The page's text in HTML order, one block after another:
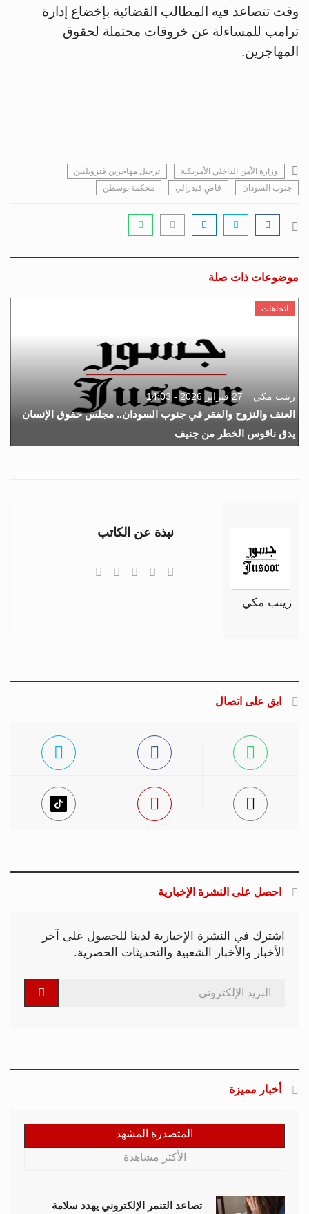
وقت تتصاعد فيه المطالب القضائية بإخضاع إدارة
ترامب للمساءلة عن خروقات محتملة لحقوق
المهاجرين.
وزارة الأمن الداخلي الأمريكية
ترحيل مهاجرين فنزويليين
جنوب السودان
قاضٍ فيدرالي محكمة بوسطن
موضوعات ذات صلة
اتجاهات
زينب مكي 27 فبراير 2026 - 14:03
العنف والنزوح والفقر في جنوب السودان.. مجلس حقوق الإنسان
يدق ناقوس الخطر من جنيف
زينب مكي
نبذة عن الكاتب
ابق على اتصال
احصل على النشرة الإخبارية
اشترك في النشرة الإخبارية لدينا للحصول على آخر
الأخبار والأخبار الشعبية والتحديثات الحصرية.
أخبار مميزة
المتصدرة المشهد
الأكثر مشاهدة
تصاعد التنمر الإلكتروني يهدد سلامة